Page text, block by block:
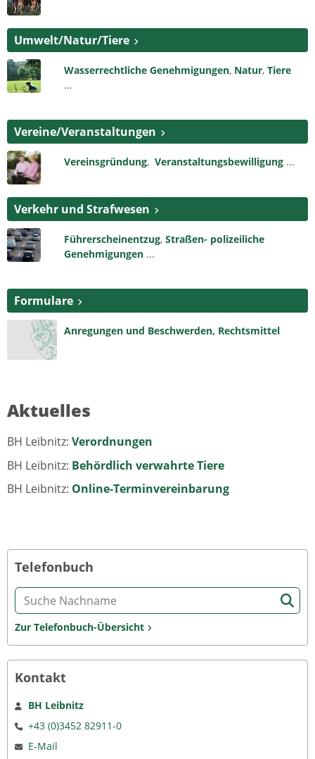
Umwelt/Natur/Tiere
Wasserrechtliche Genehmigungen, Natur,Tiere
...
Vereine/Veranstaltungen
Vereinsgründung,Veranstaltungsbewilligung ...
Verkehr und Strafwesen
Führerscheinentzug,Straßen- polizeiliche
Genehmigungen ...
Formulare
Anregungen und Beschwerden, Rechtsmittel
Aktuelles
BH Leibnitz: Verordnungen
BH Leibnitz: Behördlich verwahrte Tiere
BH Leibnitz: Online-Terminvereinbarung
Telefonbuch
Zur Telefonbuch-Übersicht
Kontakt
BH Leibnitz
+43 (0)3452 82911-0
E-Mail